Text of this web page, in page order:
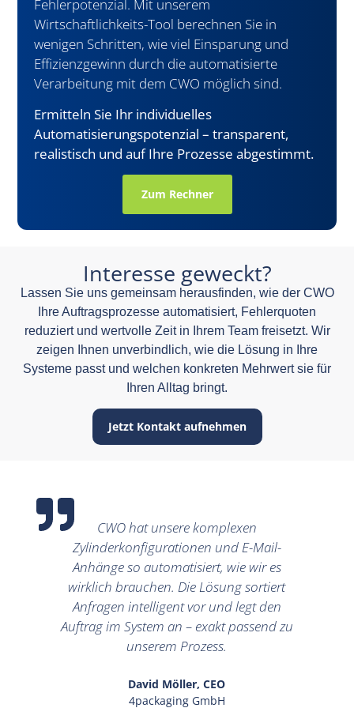
Fehlerpotenzial. Mit unserem
Wirtschaftlichkeits-Tool berechnen Sie in
wenigen Schritten, wie viel Einsparung und
Effizienzgewinn durch die automatisierte
Verarbeitung mit dem CWO möglich sind.
Ermitteln Sie Ihr individuelles
Automatisierungspotenzial – transparent,
realistisch und auf Ihre Prozesse abgestimmt.
Zum Rechner
Interesse geweckt?
Lassen Sie uns gemeinsam herausfinden, wie der CWO
Ihre Auftragsprozesse automatisiert, Fehlerquoten
reduziert und wertvolle Zeit in Ihrem Team freisetzt. Wir
zeigen Ihnen unverbindlich, wie die Lösung in Ihre
Systeme passt und welchen konkreten Mehrwert sie für
Ihren Alltag bringt.
Jetzt Kontakt aufnehmen
CWO hat unsere komplexen
Zylinderkonfigurationen und E-Mail-
Anhänge so automatisiert, wie wir es
wirklich brauchen. Die Lösung sortiert
Anfragen intelligent vor und legt den
Auftrag im System an – exakt passend zu
unserem Prozess.
David Möller, CEO
4packaging GmbH